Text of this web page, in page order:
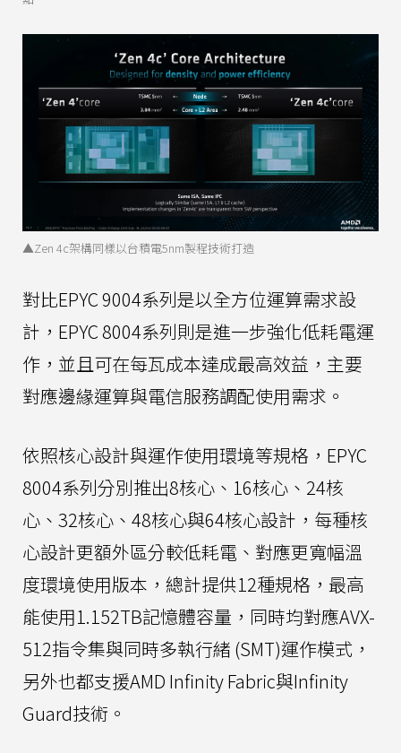
▲Zen 4c架構同樣以台積電5nm製程技術打造
對比EPYC 9004系列是以全方位運算需求設
計，EPYC 8004系列則是進一步強化低耗電運
作，並且可在每瓦成本達成最高效益，主要
對應邊緣運算與電信服務調配使用需求。
依照核心設計與運作使用環境等規格，EPYC
8004系列分別推出8核心、16核心、24核
心、32核心、48核心與64核心設計，每種核
心設計更額外區分較低耗電、對應更寬幅溫
度環境使用版本，總計提供12種規格，最高
能使用1.152TB記憶體容量，同時均對應AVX-
512指令集與同時多執行緒 (SMT)運作模式，
另外也都支援AMD Infinity Fabric與Infinity
Guard技術。